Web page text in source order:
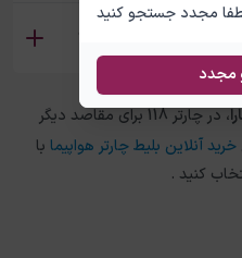
مجدد جستجو کنید
مجدد
، در چارتر 118 برای مقاصد دیگر
خرید آنلاین بلیط چارتر هواپیما با
کنید .